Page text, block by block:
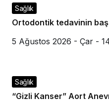
Sağlık
Ortodontik tedavinin
5 Ağustos 2026 - Çar -
Sağlık
“Gizli Kanser” Aort